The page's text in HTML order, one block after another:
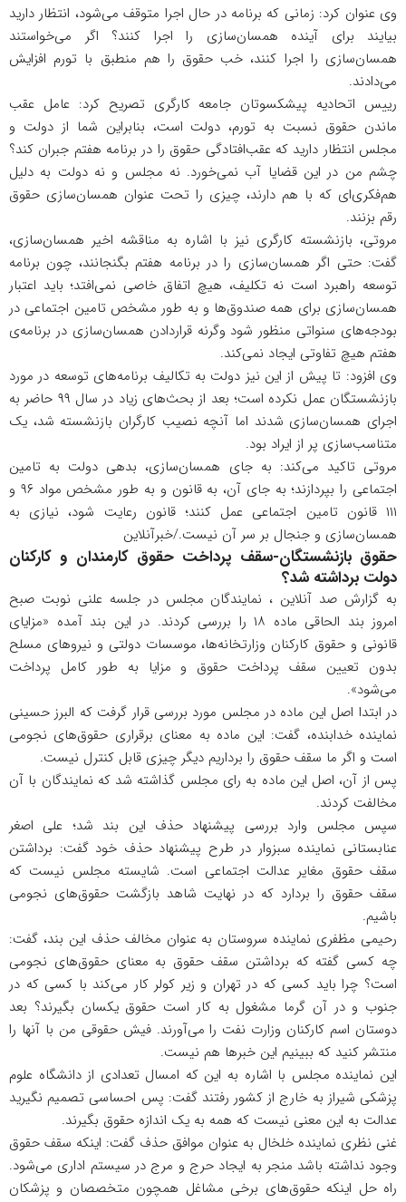
وی عنوان کرد: زمانی که برنامه در حال اجرا متوقف می‌شود، انتظار دارید
بیایند برای آینده همسان‌سازی را اجرا کنند؟ اگر می‌خواستند
همسان‌سازی را اجرا کنند، خب حقوق را هم منطبق با تورم افزایش
می‌دادند.
رییس اتحادیه پیشکسوتان جامعه کارگری تصریح کرد: عامل عقب
ماندن حقوق نسبت به تورم، دولت است، بنابراین شما از دولت و
مجلس انتظار دارید که عقب‌افتادگی حقوق را در برنامه هفتم جبران کند؟
چشم من در این قضایا آب نمی‌خورد. نه مجلس و نه دولت به دلیل
هم‌فکری‌ای که با هم دارند، چیزی را تحت عنوان همسان‌سازی حقوق
رقم بزنند.
مروتی، بازنشسته‌ کارگری نیز با اشاره به مناقشه اخیر همسان‌سازی،
گفت: حتی اگر همسان‌سازی را در برنامه هفتم بگنجانند، چون برنامه
توسعه راهبرد است نه تکلیف، هیچ اتفاق خاصی نمی‌افتد؛ باید اعتبار
همسان‌سازی برای همه صندوق‌ها و به طور مشخص تامین اجتماعی در
بودجه‌های سنواتی منظور شود وگرنه قراردادن همسان‌سازی در برنامه‌ی
هفتم هیچ تفاوتی ایجاد نمی‌کند.
وی افزود: تا پیش از این نیز دولت به تکالیف برنامه‌های توسعه در مورد
بازنشستگان عمل نکرده است؛ بعد از بحث‌های زیاد در سال ۹۹ حاضر به
اجرای همسان‌سازی شدند اما آنچه نصیب کارگران بازنشسته شد، یک
متناسب‌سازی پر از ایراد بود.
مروتی تاکید می‌کند: به جای همسان‌سازی، بدهی دولت به تامین
اجتماعی را بپردازند؛ به جای آن، به قانون و به طور مشخص مواد ۹۶ و
۱۱۱ قانون تامین اجتماعی عمل کنند؛ قانون رعایت شود، نیازی به
همسان‌سازی و جنجال بر سر آن نیست./خبرآنلاین
حقوق بازنشستگان-سقف پرداخت حقوق کارمندان و کارکنان
دولت برداشته شد؟
به گزارش صد آنلاین ، نمایندگان مجلس در جلسه علنی نوبت صبح
امروز بند الحاقی ماده ۱۸ را بررسی کردند. در این بند آمده «مزایای
قانونی و حقوق کارکنان وزارتخانه‌ها، موسسات دولتی و نیروهای مسلح
بدون تعیین سقف پرداخت حقوق و مزایا به طور کامل پرداخت
می‌شود».
در ابتدا اصل این ماده در مجلس مورد بررسی قرار گرفت که البرز حسینی
نماینده خدابنده، گفت: این ماده به معنای برقراری حقوق‌های نجومی
است و اگر ما سقف حقوق را برداریم دیگر چیزی قابل کنترل نیست.
پس از آن، اصل این ماده به رای مجلس گذاشته شد که نمایندگان با آن
مخالفت کردند.
سپس مجلس وارد بررسی پیشنهاد حذف این بند شد؛ علی اصغر
عنابستانی نماینده سبزوار در طرح پیشنهاد حذف خود گفت: برداشتن
سقف حقوق مغایر عدالت اجتماعی است. شایسته مجلس نیست که
سقف حقوق را بردارد که در نهایت شاهد بازگشت حقوق‌های نجومی
باشیم.
رحیمی مظفری نماینده سروستان به عنوان مخالف حذف این بند، گفت:
چه کسی گفته که برداشتن سقف حقوق به معنای حقوق‌های نجومی
است؟ چرا باید کسی که در تهران و زیر کولر کار می‌کند با کسی که در
جنوب و در آن گرما مشغول به کار است حقوق یکسان بگیرند؟ بعد
دوستان اسم کارکنان وزارت نفت را می‌آورند. فیش حقوقی من با آنها را
منتشر کنید که ببینیم این خبرها هم نیست.
این نماینده مجلس با اشاره به این که امسال تعدادی از دانشگاه علوم
پزشکی شیراز به خارج از کشور رفتند گفت: پس احساسی تصمیم نگیرید
عدالت به این معنی نیست که همه به یک اندازه حقوق بگیرند.
غنی نظری نماینده خلخال به عنوان موافق حذف گفت: اینکه سقف حقوق
وجود نداشته باشد منجر به ایجاد حرج و مرج در سیستم اداری می‌شود.
راه حل اینکه حقوق‌های برخی مشاغل همچون متخصصان و پزشکان